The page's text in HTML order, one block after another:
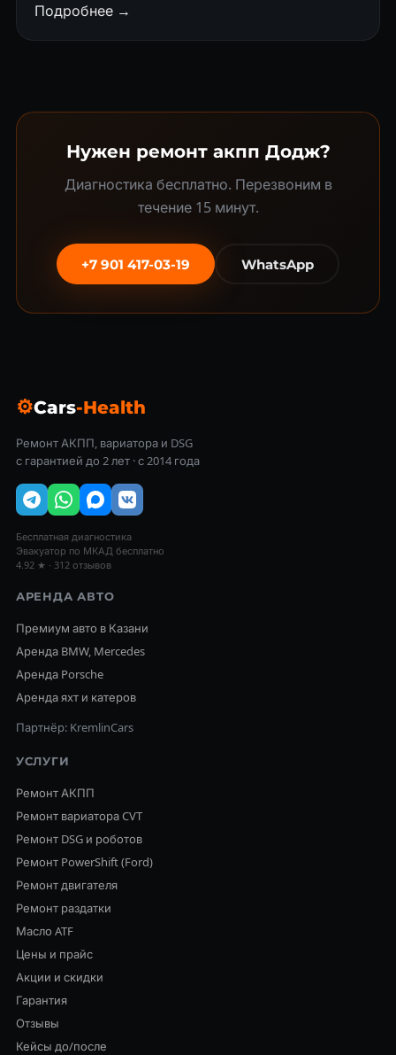
Подробнее →
Нужен ремонт акпп Додж?
Диагностика бесплатно. Перезвоним в
течение 15 минут.
+7 901 417-03-19 WhatsApp
⚙Cars-Health
Ремонт АКПП, вариатора и DSG
с гарантией до 2 лет · с 2014 года
Бесплатная диагностика
Эвакуатор по МКАД бесплатно
4.92 ★ · 312 отзывов
АРЕНДА АВТО
Премиум авто в Казани
Аренда BMW, Mercedes
Аренда Porsche
Аренда яхт и катеров
Партнёр: KremlinCars
УСЛУГИ
Ремонт АКПП
Ремонт вариатора CVT
Ремонт DSG и роботов
Ремонт PowerShift (Ford)
Ремонт двигателя
Ремонт раздатки
Масло ATF
Цены и прайс
Акции и скидки
Гарантия
Отзывы
Кейсы до/после